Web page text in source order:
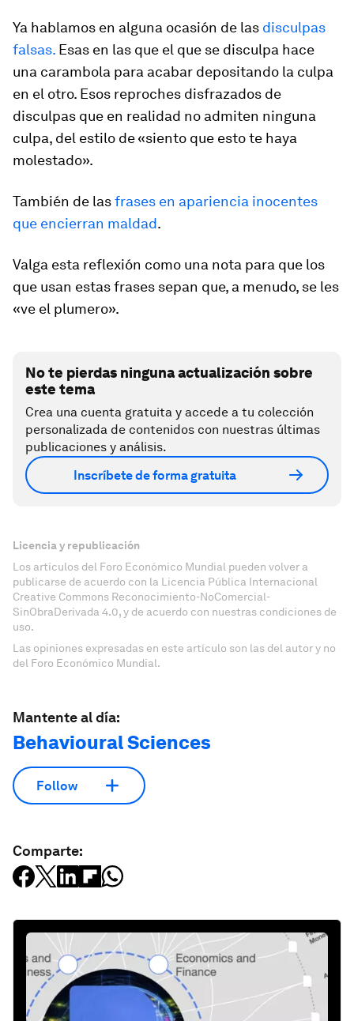
Ya hablamos en alguna ocasión de las disculpas
falsas. Esas en las que el que se disculpa hace
una carambola para acabar depositando la culpa
en el otro. Esos reproches disfrazados de
disculpas que en realidad no admiten ninguna
culpa, del estilo de «siento que esto te haya
molestado».
También de lasfrases en apariencia inocentes
que encierran maldad.
Valga esta reflexión como una nota para que los
que usan estas frases sepan que, a menudo, se les
«ve el plumero».
No te pierdas ninguna actualización sobre
este tema
Crea una cuenta gratuita y accede a tu colección
personalizada de contenidos con nuestras últimas
publicaciones y análisis.
Inscríbete de forma gratuita
Licencia y republicación
Los artículos del Foro Económico Mundial pueden volver a
publicarse de acuerdo con la Licencia Pública Internacional
Creative Commons Reconocimiento-NoComercial-
SinObraDerivada 4.0, y de acuerdo con nuestras condiciones de
uso.
Las opiniones expresadas en este artículo son las del autor y no
del Foro Económico Mundial.
Mantente al día:
Behavioural Sciences
Follow
Comparte: